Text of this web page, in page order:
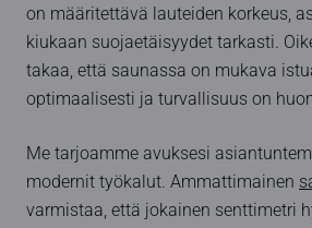
on määritettävä lauteiden korkeus,
kiukaan suojaetäisyydet tarkasti.
takaa, että saunassa on mukava
optimaalisesti ja turvallisuus on
Me tarjoamme avuksesi
modernit työkalut. Ammattimainen
varmistaa, että jokainen senttimetri